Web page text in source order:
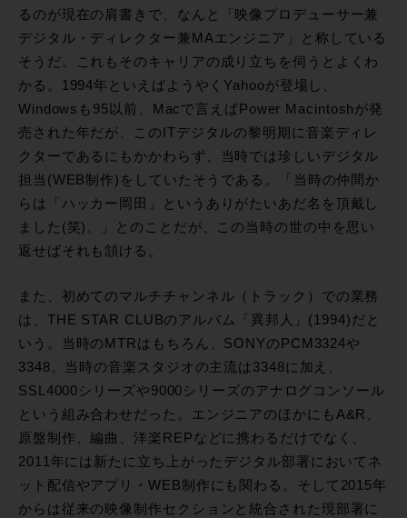
るのが現在の肩書きで、なんと「映像プロデューサー兼
デジタル・ディレクター兼MAエンジニア」と称している
そうだ。これもそのキャリアの成り立ちを伺うとよくわ
かる。1994年といえばようやくYahooが登場し、
Windowsも95以前、Macで言えばPower Macintoshが発
売された年だが、このITデジタルの黎明期に音楽ディレ
クターであるにもかかわらず、当時では珍しいデジタル
担当(WEB制作)をしていたそうである。「当時の仲間か
らは「ハッカー岡田」というありがたいあだ名を頂戴し
ました(笑)。」とのことだが、この当時の世の中を思い
返せばそれも頷ける。
また、初めてのマルチチャンネル（トラック）での業務
は、THE STAR CLUBのアルバム「異邦人」(1994)だと
いう。当時のMTRはもちろん、SONYのPCM3324や
3348。当時の音楽スタジオの主流は3348に加え、
SSL4000シリーズや9000シリーズのアナログコンソール
という組み合わせだった。エンジニアのほかにもA&R、
原盤制作、編曲、洋楽REPなどに携わるだけでなく、
2011年には新たに立ち上がったデジタル部署においてネ
ット配信やアプリ・WEB制作にも関わる。そして2015年
からは従来の映像制作セクションと統合された現部署に